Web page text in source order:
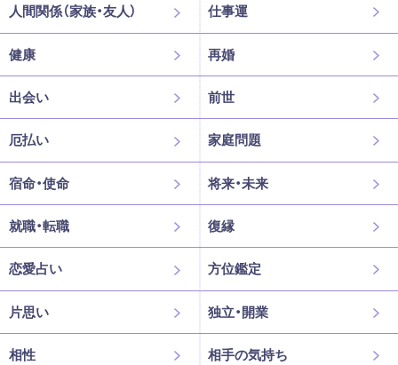
人間関係（家族・友人） 仕事運
健康 再婚
出会い 前世
厄払い 家庭問題
宿命・使命 将来・未来
就職・転職 復縁
恋愛占い 方位鑑定
片思い 独立・開業
相性 相手の気持ち